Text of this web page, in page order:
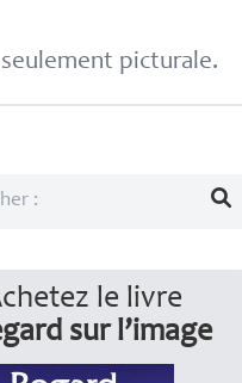
seulement picturale.
le livre
sur l’image